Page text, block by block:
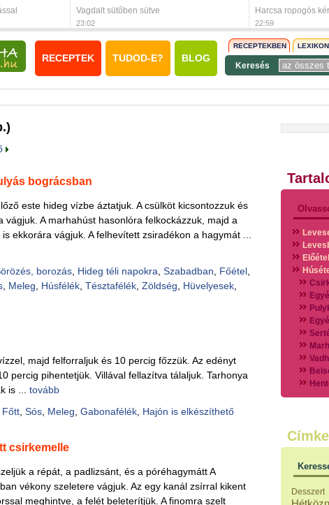
Vagdalt sütőben sütve
23:02
Harcsa ropogós
22:59
RECEPTEK TUDOD-E? BLOG
RECEPTEKBEN
Keresés
bográcsban
este hideg vízbe áztatjuk. A csülköt kicsontozzuk és
vágjuk. A marhahúst hasonlóra felkockázzuk, majd a
ekkorára vágjuk. A felhevített zsiradékon a hagymát ...
borozás, Hideg téli napokra Szabadban Főétel,
, Meleg Húsfélék, Tésztafélék, Zöldség Hüvelyesek,
majd felforraljuk és 10 percig főzzük. Az edényt
percig pihentetjük. Villával fellazítva tálaljuk. Tarhonya
is ... tovább
Főtt, Sós, Meleg Gabonafélék, Hajón is elkészíthető
csirkemelle
a répát, a padlizsánt, és a póréhagymátt A
vékony szeletere vágjuk. Az egy kanál zsírral kikent
meghintve, a felét beleterítjük. A finomra szelt
Halak
Desszert